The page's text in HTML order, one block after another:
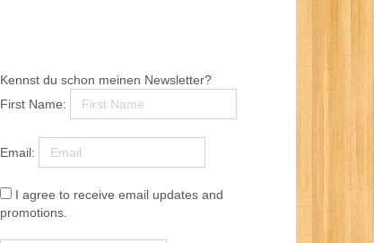
Kennst du schon meinen Newsletter?
First Name:
Email:
I agree to receive email updates and
promotions.